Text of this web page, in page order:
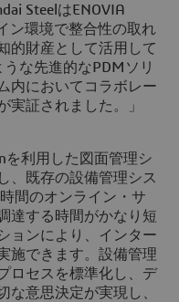
SteelはENOVIA
ン環境で整合性の取れ
的財産として活用して
な先進的なPDMソリ
内においてコラボレー
実証されました。」
を利用した図面管理シ
、既存の設備管理シス
間のオンライン・サ
達する時間がかなり短
ョンにより、インター
施できます。設備管理
ロセスを標準化し、デ
な意思決定が実現し、